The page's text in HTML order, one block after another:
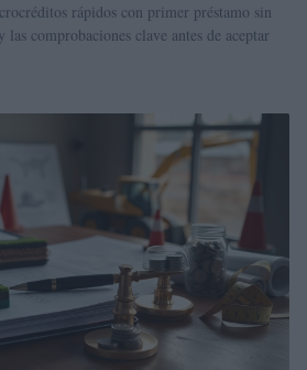
rápidos con primer préstamo sin
comprobaciones clave antes de aceptar